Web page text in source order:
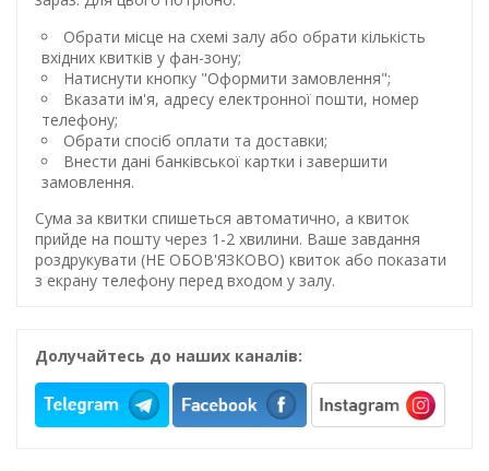
Обрати місце на схемі залу або обрати кількість
вхідних квитків у фан-зону;
Натиснути кнопку "Оформити замовлення";
Вказати ім'я, адресу електронної пошти, номер
телефону;
Обрати спосіб оплати та доставки;
Внести дані банківської картки і завершити
замовлення.
Сума за квитки спишеться автоматично, а квиток
прийде на пошту через 1-2 хвилини. Ваше завдання
роздрукувати (НЕ ОБОВ'ЯЗКОВО) квиток або показати
з екрану телефону перед входом у залу.
Долучайтесь до наших каналів: